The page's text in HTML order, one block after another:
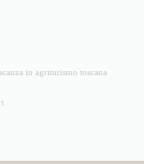
in agriturismo toscana